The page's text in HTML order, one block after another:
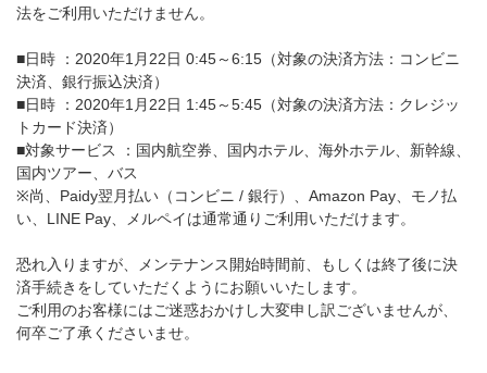
法をご利用いただけません。
■日時 ：2020年1月22日 0:45～6:15（対象の決済方法：コンビニ
決済、銀行振込決済）
■日時 ：2020年1月22日 1:45～5:45（対象の決済方法：クレジッ
トカード決済）
■対象サービス ：国内航空券、国内ホテル、海外ホテル、新幹線、
国内ツアー、バス
※尚、Paidy翌月払い（コンビニ / 銀行）、Amazon Pay、モノ払
い、LINE Pay、メルペイは通常通りご利用いただけます。
恐れ入りますが、メンテナンス開始時間前、もしくは終了後に決
済手続きをしていただくようにお願いいたします。
ご利用のお客様にはご迷惑おかけし大変申し訳ございませんが、
何卒ご了承くださいませ。